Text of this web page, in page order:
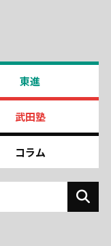
東進
武田塾
コラム